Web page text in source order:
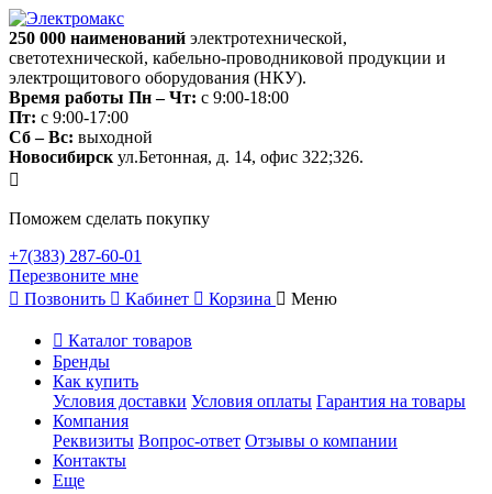
250 000 наименований электротехнической,
светотехнической, кабельно-проводниковой продукции и
электрощитового оборудования (НКУ).
Время работы Пн – Чт: с 9:00-18:00
Пт: с 9:00-17:00
Сб – Вс: выходной
Новосибирск ул.Бетонная, д. 14, офис 322;326.
Поможем сделать покупку
+7(383) 287-60-01
Перезвоните мне
Позвонить
Кабинет Корзина Меню
Каталог товаров
Бренды
Как купить
Условия доставки Условия оплаты Гарантия на товары
Компания
Реквизиты Вопрос-ответ Отзывы о компании
Контакты
Еще